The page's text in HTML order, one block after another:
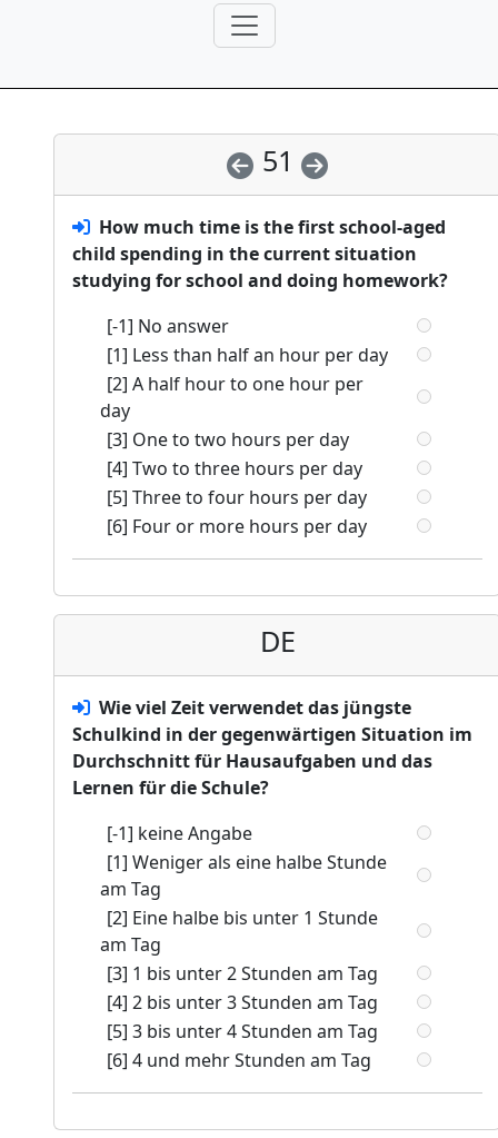
51
How much time is the first school-aged
child spending in the current situation
studying for school and doing homework?
[-1] No answer
[1] Less than half an hour per day
[2] A half hour to one hour per
day
[3] One to two hours per day
[4] Two to three hours per day
[5] Three to four hours per day
[6] Four or more hours per day
DE
Wie viel Zeit verwendet das jüngste
Schulkind in der gegenwärtigen Situation im
Durchschnitt für Hausaufgaben und das
Lernen für die Schule?
[-1] keine Angabe
[1] Weniger als eine halbe Stunde
am Tag
[2] Eine halbe bis unter 1 Stunde
am Tag
[3] 1 bis unter 2 Stunden am Tag
[4] 2 bis unter 3 Stunden am Tag
[5] 3 bis unter 4 Stunden am Tag
[6] 4 und mehr Stunden am Tag